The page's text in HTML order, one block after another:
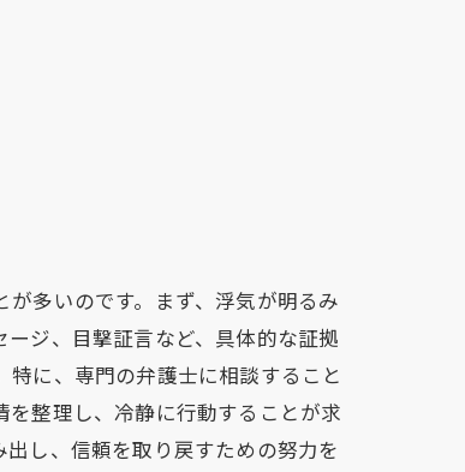
多いのです。まず、浮気が明るみ
ジ、目撃証言など、具体的な証拠
に、専門の弁護士に相談すること
整理し、冷静に行動することが求
し、信頼を取り戻すための努力を